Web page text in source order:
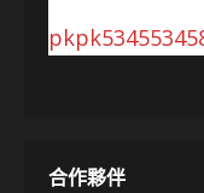
合作夥伴